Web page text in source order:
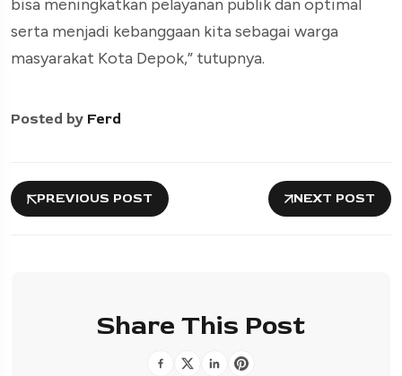
bisa meningkatkan pelayanan publik dan optimal
serta menjadi kebanggaan kita sebagai warga
masyarakat Kota Depok,” tutupnya.
Posted by Ferd
PREVIOUS POST NEXT POST
Share This Post